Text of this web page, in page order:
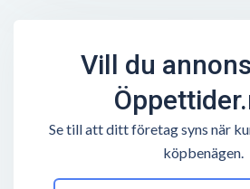
Vill du
Se till att ditt företag syns när
köpbenägen.